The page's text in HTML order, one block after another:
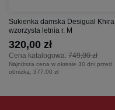
Sukienka damska Desigual Khira
wzorzysta letnia r. M
Cena katalogowa: 749,00 zł
320,00 zł
Najniższa cena w okresie 30 dni przed
obniżką: 377,00 zł